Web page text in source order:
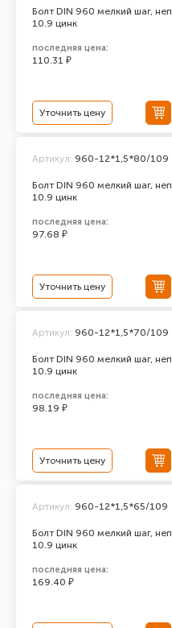
Болт DIN 960 мелкий шаг,
10.9 цинк
последняя цена:
110.31 ₽
Уточнить цену
Болт DIN 960 мелкий шаг,
10.9 цинк
Артикул: 960-12*1,5*80/109
последняя цена:
97.68 ₽
Уточнить цену
Болт DIN 960 мелкий шаг,
10.9 цинк
Артикул: 960-12*1,5*70/109
последняя цена:
98.19 ₽
Уточнить цену
Болт DIN 960 мелкий шаг,
10.9 цинк
Артикул: 960-12*1,5*65/109
последняя цена:
169.40 ₽